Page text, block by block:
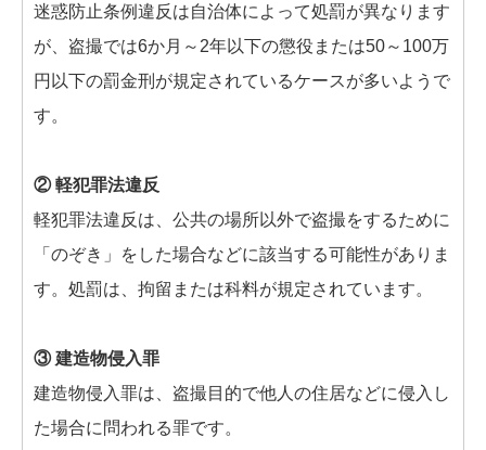
迷惑防止条例違反は自治体によって処罰が異なります
が、盗撮では6か月～2年以下の懲役または50～100万
円以下の罰金刑が規定されているケースが多いようで
す。
② 軽犯罪法違反
軽犯罪法違反は、公共の場所以外で盗撮をするために
「のぞき」をした場合などに該当する可能性がありま
す。処罰は、拘留または科料が規定されています。
③ 建造物侵入罪
建造物侵入罪は、盗撮目的で他人の住居などに侵入し
た場合に問われる罪です。